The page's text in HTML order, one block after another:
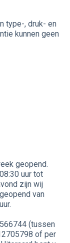
type-, druk- en
kunnen geen
geopend.
uur tot
zijn wij
van
(tussen
of per